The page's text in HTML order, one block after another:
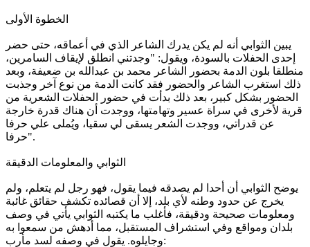
الخطوة الأولى
يبين الثوابي أنه لم يكن يدرك الشاعر الذي في أعماقه، حتى حضر
إحدى الحفلات بالسودة، ويقول: "وجدتني انطلق لإيقاف السامرين،
منطلقا بلون الدمة بحضور الشاعر محمد بن عبدالله بن ضعيفة، وبعد
ذلك استغرب الشاعر والحضور فقد كانت الدمة من نوع آخر وجذبت
الحضور بشكل كبير، بعد ذلك بدأت في حضور الحفلات الشعرية من
قرية لأخرى في سراة عسير وتهامتها، ووجدت أن هناك قدرة خارجة
عن قدراتي، ووجدت الشعر يسقى لي سقيا، ويُملى علي حرفا
حرفا".
الثوابي والمعلومات الدقيقة
يوضح الثوابي أن أحدا لم يصدقه فيما يقول، فهو رجل لم يتعلم، ولم
يخرج عن حدود وطنه لأي بلد، إلا أن قصائده تكشف حقائق غائبة
ومعلومات صحيحة ودقيقة، فأغلب ما يكتبه الثوابي يأتي في وصف
بلدان ومواقع وفي استشراف المستقبل، مما أدهش من سمعوا به
وجايلوه. يقول في وصفه لسد مأرب: